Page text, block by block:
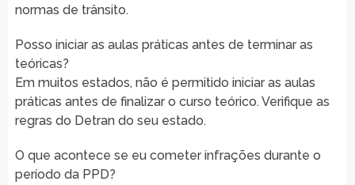
normas de trânsito.
Posso iniciar as aulas práticas antes de terminar as
teóricas?
Em muitos estados, não é permitido iniciar as aulas
práticas antes de finalizar o curso teórico. Verifique as
regras do Detran do seu estado.
O que acontece se eu cometer infrações durante o
período da PPD?